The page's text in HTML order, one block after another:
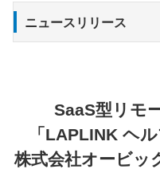
ニュースリリース
SaaS型リモ
「LAPLINK ヘ
株式会社オービッ